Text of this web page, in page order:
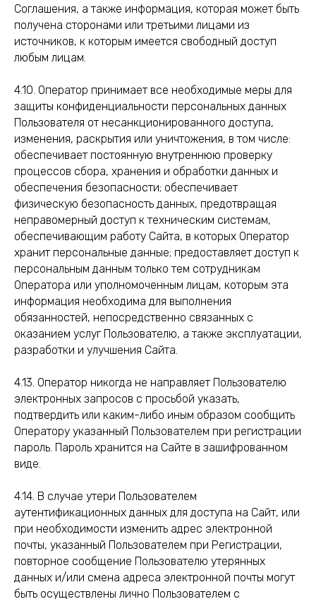
Соглашения, а также информация, которая может быть
получена сторонами или третьими лицами из
источников, к которым имеется свободный доступ
любым лицам.
4.10. Оператор принимает все необходимые меры для
защиты конфиденциальности персональных данных
Пользователя от несанкционированного доступа,
изменения, раскрытия или уничтожения, в том числе:
обеспечивает постоянную внутреннюю проверку
процессов сбора, хранения и обработки данных и
обеспечения безопасности; обеспечивает
физическую безопасность данных, предотвращая
неправомерный доступ к техническим системам,
обеспечивающим работу Сайта, в которых Оператор
хранит персональные данные; предоставляет доступ к
персональным данным только тем сотрудникам
Оператора или уполномоченным лицам, которым эта
информация необходима для выполнения
обязанностей, непосредственно связанных с
оказанием услуг Пользователю, а также эксплуатации,
разработки и улучшения Сайта.
4.13. Оператор никогда не направляет Пользователю
электронных запросов с просьбой указать,
подтвердить или каким-либо иным образом сообщить
Оператору указанный Пользователем при регистрации
пароль. Пароль хранится на Сайте в зашифрованном
виде.
4.14. В случае утери Пользователем
аутентификационных данных для доступа на Сайт, или
при необходимости изменить адрес электронной
почты, указанный Пользователем при Регистрации,
повторное сообщение Пользователю утерянных
данных и/или смена адреса электронной почты могут
быть осуществлены лично Пользователем с